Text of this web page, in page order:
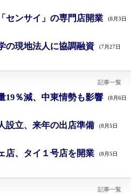
センサイ」の専門店開業 (8月3日
の現地法人に協調融資 (7月27日
記事一覧
19％減、中東情勢も影響 (8月6日
設立、来年の出店準備 (8月5日
店、タイ１号店を開業 (8月5日
記事一覧